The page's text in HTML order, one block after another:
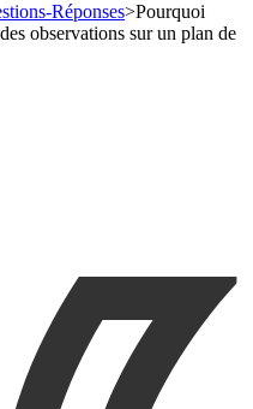
Réponses>Pourquoi
observations sur un plan de